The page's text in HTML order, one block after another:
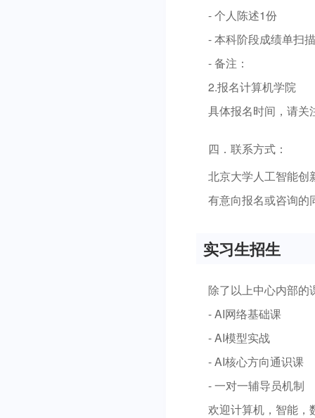
- 个人陈述1份
- 本科阶段成绩单扫
- 备注：
2.报名计算机学院
具体报名时间，请关
四．联系方式：
北京大学人工智能创
有意向报名或咨询的
实习生招生
除了以上中心内部的
- AI网络基础课
- AI模型实战
- AI核心方向通识课
- 一对一辅导员机制
欢迎计算机，智能，